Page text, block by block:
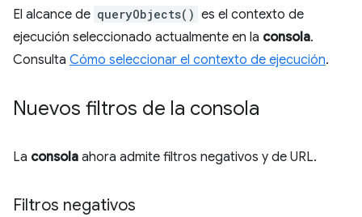
El alcance de queryObjects() es el contexto de
ejecución seleccionado actualmente en la consola.
Consulta Cómo seleccionar el contexto de ejecución.
Nuevos filtros de la consola
La consola ahora admite filtros negativos y de URL.
Filtros negativos